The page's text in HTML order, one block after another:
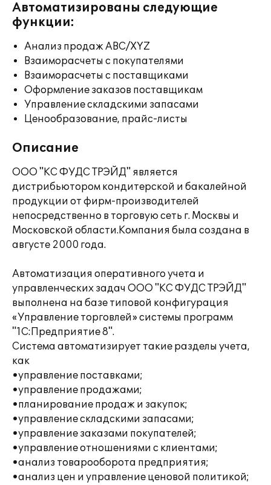
Автоматизированы следующие
функции:
Анализ продаж ABC/XYZ
Взаиморасчеты с покупателями
Взаиморасчеты с поставщиками
Оформление заказов поставщикам
Управление складскими запасами
Ценообразование, прайс-листы
Описание
ООО "КС ФУДС ТРЭЙД" является
дистрибьютором кондитерской и бакалейной
продукции от фирм-производителей
непосредственно в торговую сеть г. Москвы и
Московской области.Компания была создана в
августе 2000 года.
Автоматизация оперативного учета и
управленческих задач ООО "КС ФУДС ТРЭЙД"
выполнена на базе типовой конфигурация
«Управление торговлей» системы программ
"1С:Предприятие 8".
Система автоматизирует такие разделы учета,
как
•управление поставками;
•управление продажами;
•планирование продаж и закупок;
•управление складскими запасами;
•управление заказами покупателей;
•управление отношениями с клиентами;
•анализ товарооборота предприятия;
•анализ цен и управление ценовой политикой;